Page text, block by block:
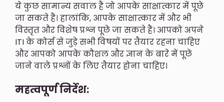
ये कुछ सामान्य सवाल हैं जो आपके साक्षात्कार में पूछे
जा सकते हैं। हालांकि, आपके साक्षात्कार में और भी
विस्तृत और विशेष प्रश्न पूछे जा सकते हैं। आपको अपने
ITI के कोर्स से जुड़े सभी विषयों पर तैयार रहना चाहिए
और आपको आपके कौशल और ज्ञान के बारे में पूछे
जाने वाले प्रश्नों के लिए तैयार होना चाहिए।
महत्वपूर्ण निर्देश: